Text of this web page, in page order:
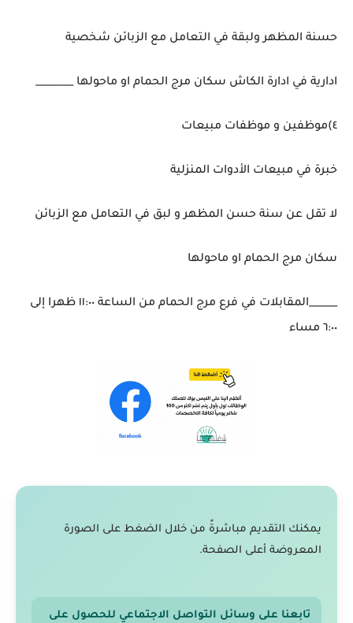
حسنة المظهر ولبقة في التعامل مع الزبائن شخصية
ادارية في ادارة الكاش سكان مرج الحمام او ماحولها ________
٤)موظفين و موظفات مبيعات
خبرة في مبيعات الأدوات المنزلية
لا تقل عن سنة حسن المظهر و لبق في التعامل مع الزبائن
سكان مرج الحمام او ماحولها
______المقابلات في فرع مرج الحمام من الساعة ١١:٠٠ ظهرا إلى
٦:٠٠ مساء
يمكنك التقديم مباشرةً من خلال الضغط على الصورة
المعروضة أعلى الصفحة.
تابعنا على وسائل التواصل الاجتماعي للحصول على